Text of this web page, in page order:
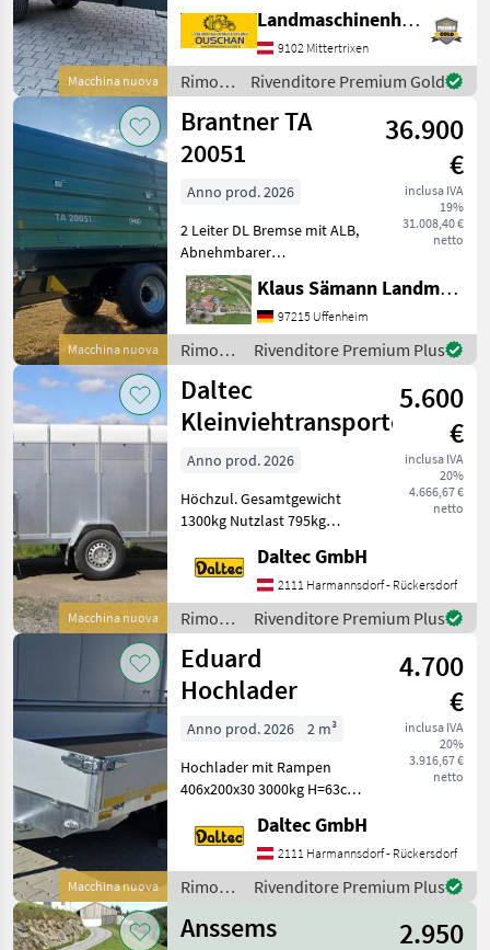
Macchina nuova
Nutzlast 6000kg -
Brückenmaße
3850x1820mm -
Pendelaufsatzwand -
Grundbordwand 500mm
mit Hebefede
Landmaschinenhandel Ouschan Anton
9102 Mittertrixen
Rimorchi
/
Pühringer
Rivenditore Premium Gold
Macchina nuova
Brantner TA
20051
36.900
€
inclusa IVA
19%
31.008,40 €
netto
Anno prod. 2026
2 Leiter DL Bremse mit ALB,
Abnehmbarer
Lampenschutz, autom.
Anhängekupplung, Öl und
Luft hinten, Planenaufbau
mit Rollplane,
Bedienplattform,
Bordwände mit Powerfle
Klaus Sämann Landmaschinen Fachbetrieb GmbH
97215 Uffenheim
Rimorchi
/
Brantner
Rivenditore Premium Plus
Macchina nuova
Daltec
Kleinviehtransporter
5.600
€
inclusa IVA
20%
4.666,67 €
netto
Anno prod. 2026
Höchzul. Gesamtgewicht
1300kg Nutzlast 795kg
2580x1400x1480
Außenmasse:
4160x1910x2120 Reifen
185R14C 1 Achse Aufbau •
Stahlblechwände • Pol
Daltec GmbH
2111 Harmannsdorf - Rückersdorf
Rimorchi
/ Daltec
Rivenditore Premium Plus
Macchina nuova
Eduard
Hochlader
4.700
€
inclusa IVA
20%
3.916,67 €
netto
Anno prod. 2026
2 m³
Hochlader mit Rampen
406x200x30 3000kg H=63cm
Statt € 5.195, - um € 4.700, -
inkl. 20% Ust AUFBAU
Bordwände aus Aluminium
Hohlka
Daltec GmbH
2111 Harmannsdorf - Rückersdorf
Rimorchi
Eduard
Rivenditore Premium Plus
Anssems
2.950